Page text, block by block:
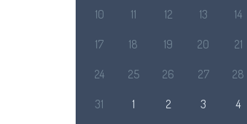
10 11 12 13 14
17 18 19 20 21
24 25 26 27 28
31 1 2 3 4